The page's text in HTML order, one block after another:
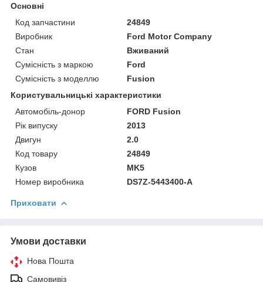
Основні
Код запчастини
24849
Виробник
Ford Motor Company
Стан
Вживаний
Сумісність з маркою
Ford
Сумісність з моделлю
Fusion
Користувальницькі характеристики
Автомобіль-донор
FORD Fusion
Рік випуску
2013
Двигун
2.0
Код товару
24849
Кузов
MK5
Номер виробника
DS7Z-5443400-A
Приховати
Умови доставки
Нова Пошта
Самовивіз